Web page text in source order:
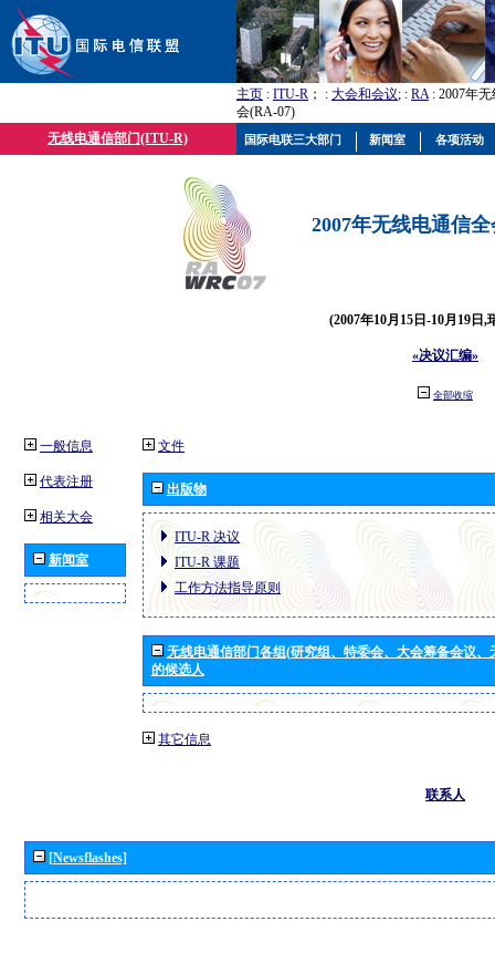
主页 : ITU-R ； : 大会和会议; : RA: 2007年
会(RA-07)
无线电通信部门(ITU-R)
2007年无线电通信
(2007年10月15日-10月19日,
«决议汇编»
全部收缩
一般信息
代表注册
相关大会
新闻室
文件
出版物
ITU-R 决议
ITU-R 课题
工作方法指导原则
无线电通信部门各组(研究组、特委会、大会筹备会议
的候选人
其它信息
联系人
[Newsflashes]
国际电联三大部门 新闻室 各项活动